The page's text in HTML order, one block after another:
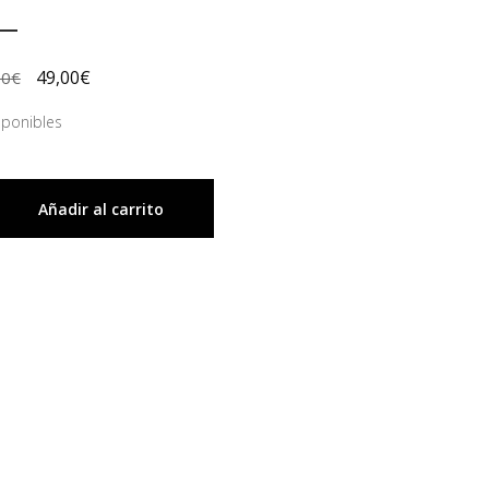
€ 49,00€
Añadir al carrito